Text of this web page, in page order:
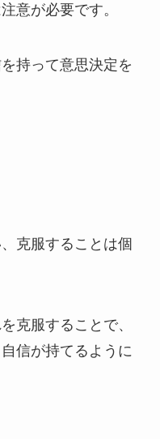
意が必要です。
持って意思決定を
克服することは個
克服することで、
信が持てるように